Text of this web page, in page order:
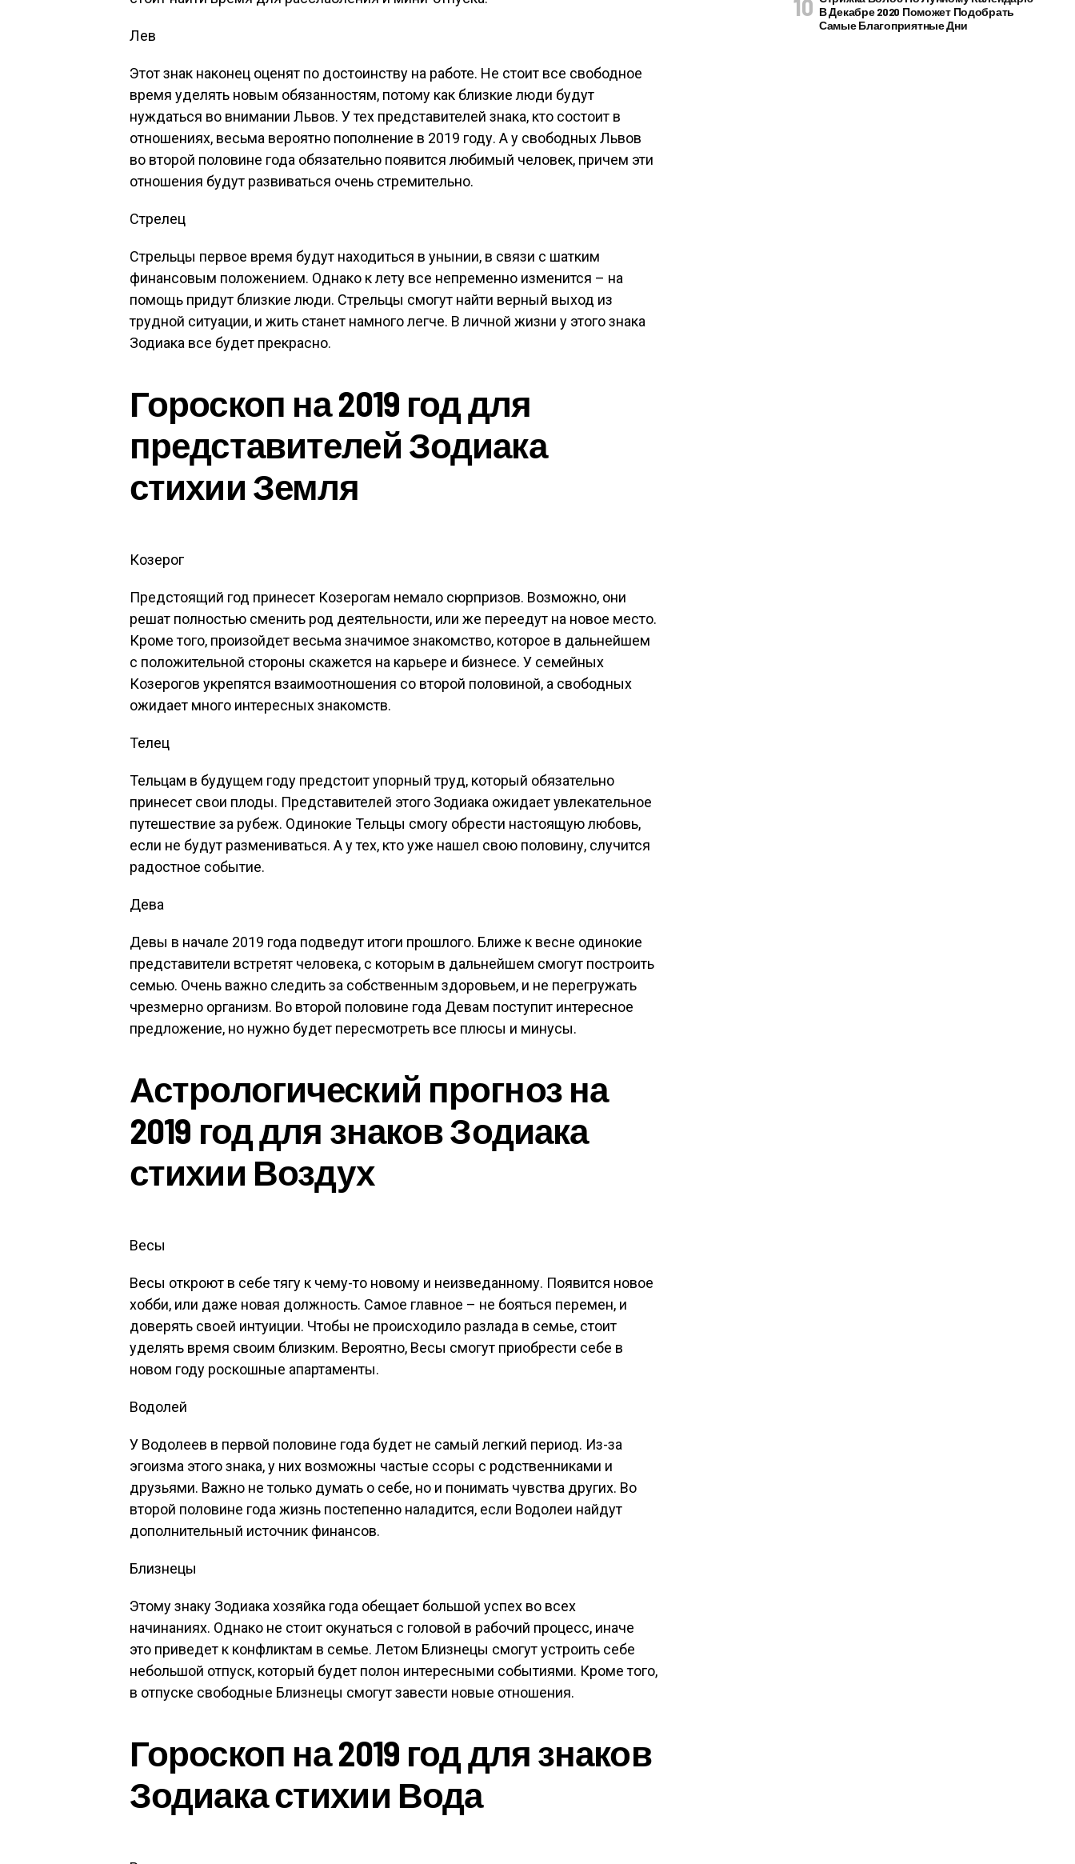
Лев
Этот знак наконец оценят по достоинству на работе. Не стоит все свободное
время уделять новым обязанностям, потому как близкие люди будут
нуждаться во внимании Львов. У тех представителей знака, кто состоит в
отношениях, весьма вероятно пополнение в 2019 году. А у свободных Львов
во второй половине года обязательно появится любимый человек, причем эти
отношения будут развиваться очень стремительно.
Стрелец
Стрельцы первое время будут находиться в унынии, в связи с шатким
финансовым положением. Однако к лету все непременно изменится – на
помощь придут близкие люди. Стрельцы смогут найти верный выход из
трудной ситуации, и жить станет намного легче. В личной жизни у этого знака
Зодиака все будет прекрасно.
Гороскоп на 2019 год для
представителей Зодиака
стихии Земля
Козерог
Предстоящий год принесет Козерогам немало сюрпризов. Возможно, они
решат полностью сменить род деятельности, или же переедут на новое место.
Кроме того, произойдет весьма значимое знакомство, которое в дальнейшем
с положительной стороны скажется на карьере и бизнесе. У семейных
Козерогов укрепятся взаимоотношения со второй половиной, а свободных
ожидает много интересных знакомств.
Телец
Тельцам в будущем году предстоит упорный труд, который обязательно
принесет свои плоды. Представителей этого Зодиака ожидает увлекательное
путешествие за рубеж. Одинокие Тельцы смогу обрести настоящую любовь,
если не будут размениваться. А у тех, кто уже нашел свою половину, случится
радостное событие.
Дева
Девы в начале 2019 года подведут итоги прошлого. Ближе к весне одинокие
представители встретят человека, с которым в дальнейшем смогут построить
семью. Очень важно следить за собственным здоровьем, и не перегружать
чрезмерно организм. Во второй половине года Девам поступит интересное
предложение, но нужно будет пересмотреть все плюсы и минусы.
Астрологический прогноз на
2019 год для знаков Зодиака
стихии Воздух
Весы
Весы откроют в себе тягу к чему-то новому и неизведанному. Появится новое
хобби, или даже новая должность. Самое главное – не бояться перемен, и
доверять своей интуиции. Чтобы не происходило разлада в семье, стоит
уделять время своим близким. Вероятно, Весы смогут приобрести себе в
новом году роскошные апартаменты.
Водолей
У Водолеев в первой половине года будет не самый легкий период. Из-за
эгоизма этого знака, у них возможны частые ссоры с родственниками и
друзьями. Важно не только думать о себе, но и понимать чувства других. Во
второй половине года жизнь постепенно наладится, если Водолеи найдут
дополнительный источник финансов.
Близнецы
Этому знаку Зодиака хозяйка года обещает большой успех во всех
начинаниях. Однако не стоит окунаться с головой в рабочий процесс, иначе
это приведет к конфликтам в семье. Летом Близнецы смогут устроить себе
небольшой отпуск, который будет полон интересными событиями. Кроме того,
в отпуске свободные Близнецы смогут завести новые отношения.
Гороскоп на 2019 год для знаков
Зодиака стихии Вода
В Декабре 2020 Поможет Подобрать
Самые Благоприятные Дни